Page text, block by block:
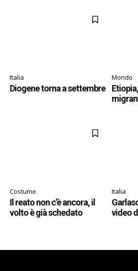
Italia
Diogene torna a settembre
Mondo
Costume
Il reato non c’è ancora, il
volto è già schedato
Italia
video